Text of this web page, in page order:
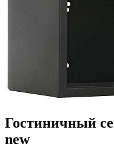
Гостиничный
new